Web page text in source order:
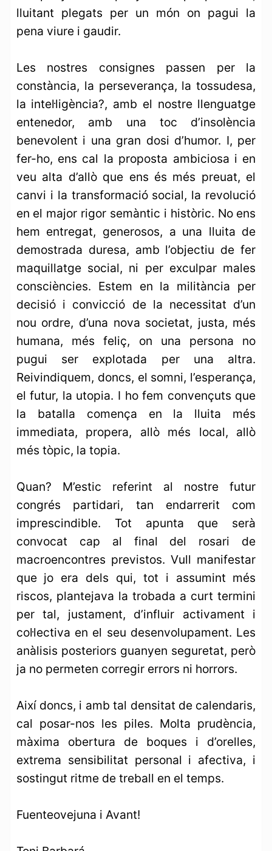
lluitant plegats per un món on pagui la
pena viure i gaudir.
Les nostres consignes passen per la
constància, la perseverança, la tossudesa,
la intel·ligència?, amb el nostre llenguatge
entenedor, amb una toc d’insolència
benevolent i una gran dosi d’humor. I, per
fer-ho, ens cal la proposta ambiciosa i en
veu alta d’allò que ens és més preuat, el
canvi i la transformació social, la revolució
en el major rigor semàntic i històric. No ens
hem entregat, generosos, a una lluita de
demostrada duresa, amb l’objectiu de fer
maquillatge social, ni per exculpar males
consciències. Estem en la militància per
decisió i convicció de la necessitat d’un
nou ordre, d’una nova societat, justa, més
humana, més feliç, on una persona no
pugui ser explotada per una altra.
Reivindiquem, doncs, el somni, l’esperança,
el futur, la utopia. I ho fem convençuts que
la batalla comença en la lluita més
immediata, propera, allò més local, allò
més tòpic, la topia.
Quan? M’estic referint al nostre futur
congrés partidari, tan endarrerit com
imprescindible. Tot apunta que serà
convocat cap al final del rosari de
macroencontres previstos. Vull manifestar
que jo era dels qui, tot i assumint més
riscos, plantejava la trobada a curt termini
per tal, justament, d’influir activament i
col·lectiva en el seu desenvolupament. Les
anàlisis posteriors guanyen seguretat, però
ja no permeten corregir errors ni horrors.
Així doncs, i amb tal densitat de calendaris,
cal posar-nos les piles. Molta prudència,
màxima obertura de boques i d’orelles,
extrema sensibilitat personal i afectiva, i
sostingut ritme de treball en el temps.
Fuenteovejuna i Avant!